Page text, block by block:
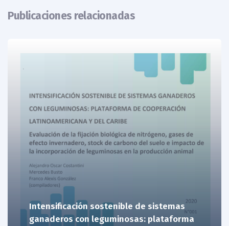
Publicaciones relacionadas
Intensificación sostenible de sistemas
ganaderos con leguminosas: plataforma